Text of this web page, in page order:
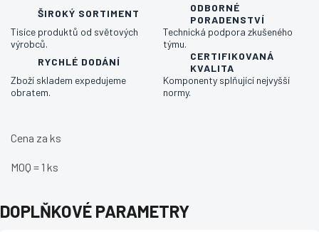
ŠIROKÝ SORTIMENT
Tisíce produktů od světových
výrobců.
ODBORNÉ
PORADENSTVÍ
Technická podpora zkušeného
týmu.
RYCHLÉ DODÁNÍ
Zboží skladem expedujeme
obratem.
CERTIFIKOVANÁ
KVALITA
Komponenty splňující nejvyšší
normy.
Cena za ks
MOQ = 1 ks
DOPLŇKOVÉ PARAMETRY